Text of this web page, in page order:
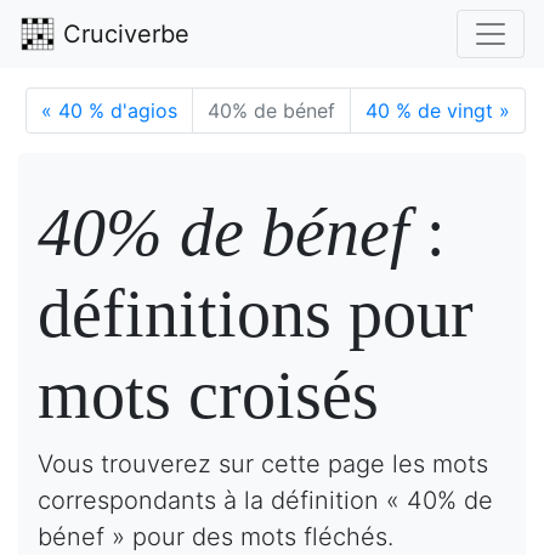
Cruciverbe
« 40 % d'agios 40% de bénef 40 % de vingt »
40% de bénef:
définitions pour
mots croisés
Vous trouverez sur cette page les mots
correspondants à la définition « 40% de
bénef » pour des mots fléchés.